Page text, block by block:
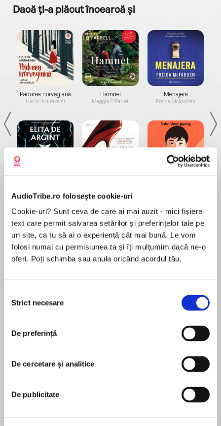
AudioTribe.ro folosește cookie-uri
Cookie-uri? Sunt ceva de care ai mai auzit - mici fișiere
text care permit salvarea setărilor și preferințelor tale pe
un site, ca tu să ai o experiență cât mai bună. Le vom
folosi numai cu permisiunea ta și îți mulțumim dacă ne-o
oferi. Poți schimba sau anula oricând acordul tău.
consimțământului
Strict necesare
De preferință
De cercetare și analitice
De publicitate
Dacă ți-a plăcut încearcă și
Pădurea norvegiană
Haruki Murakami
de...
Dani Francis
Hamnet
Maggie O'Farrell
la...
Lauren Weisberger
Menajera
Freida McFadden
Desprecarte
New York Times bestselling author Elizabeth
stopping tale that superbly combines
atmosphere, action, romance, and suspense
After a family tragedy, Kate Donnelly left the
management decisions has left her family's
diving and marine-recovery business drowning
in red ink. Now her brother pleads with her to
come back to the island nation of St Vincent.
În acest moment nu există recenzii
Elizabeth Lowell
New York Times bestselling author Elizabeth
Lowell has more than eighty titles published to